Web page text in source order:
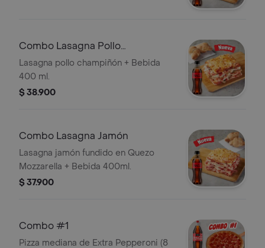
Combo Lasagna Pollo
Champiñón
Lasagna pollo champiñón + Bebida
400 ml.
$ 38.900
Combo Lasagna Jamón
Lasagna jamón fundido en Quezo
Mozzarella + Bebida 400ml.
$ 37.900
Combo #1
Pizza mediana de Extra Pepperoni (8